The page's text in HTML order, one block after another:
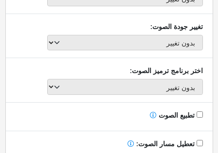
تغيير جودة الصوت:
اختر برنامج ترميز الصوت:
تطبيع الصوت
تعطيل مسار الصوت: